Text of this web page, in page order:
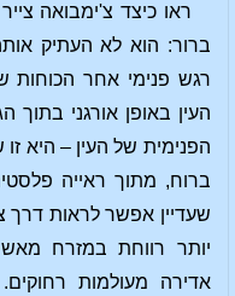
ראו כיצד צ'ימבואה
ברור: הוא לא העתיק
רגש פנימי אחר הכוחות
העין באופן אורגני
הפנימית של העין – היא
ברוח, מתוך ראייה
שעדיין אפשר לראות
יותר רווחת במזרח
אדירה מעולמות